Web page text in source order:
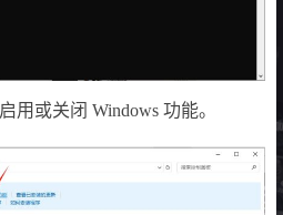
用或关闭 Windows 功能。